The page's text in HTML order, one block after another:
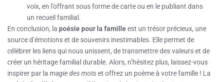
voix, en l’offrant sous forme de carte ou en le publiant dans
un recueil familial.
En conclusion, la poésie pour la familleest un trésor précieux, une
source d’émotions et de souvenirs inestimables. Elle permet de
célébrer les liens qui nous unissent, de transmettre des valeurs et de
créer un héritage familial durable. Alors, n’hésitez plus, laissez-vous
inspirer par la magie des motset offrez un poème à votre famille ! La